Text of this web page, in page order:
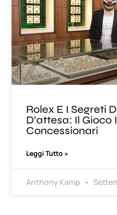
Rolex E I Segreti
D’attesa: Il Gioco
Concessionari
Leggi Tutto »
Anthony Kamp